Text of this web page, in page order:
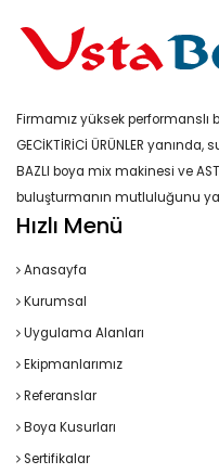
Firmamız yüksek performanslı
GECİKTİRİCİ ÜRÜNLER
BAZLI boya mix makinesi ve
buluşturmanın mutluluğunu
Hızlı Menü
Anasayfa
Kurumsal
Uygulama Alanları
Ekipmanlarımız
Referanslar
Boya Kusurları
Sertifikalar